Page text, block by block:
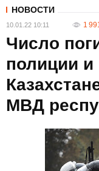
НОВОСТИ
10.01.22 10:11 1 991
Число
полиции
МВД